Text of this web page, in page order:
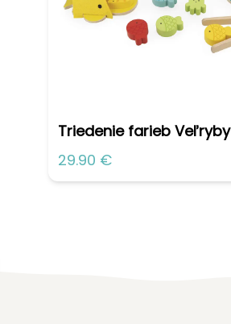
Triedenie farieb Veľryby
29.90 €